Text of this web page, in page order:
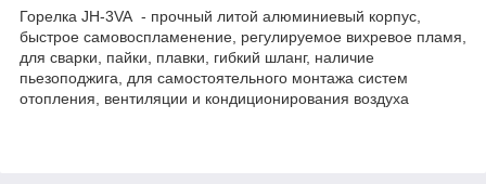
Горелка JH-3VA - прочный литой алюминиевый корпус,
быстрое самовоспламенение, регулируемое вихревое пламя,
для сварки, пайки, плавки, гибкий шланг, наличие
пьезоподжига, для самостоятельного монтажа систем
отопления, вентиляции и кондиционирования воздуха